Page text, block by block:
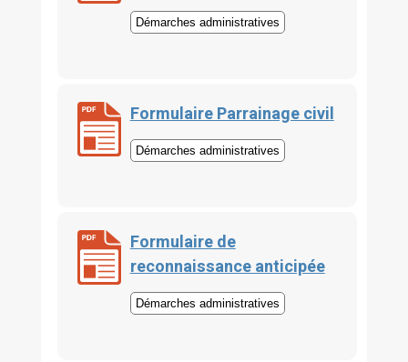
Démarches administratives
Formulaire Parrainage civil
Démarches administratives
Formulaire de
reconnaissance anticipée
Démarches administratives